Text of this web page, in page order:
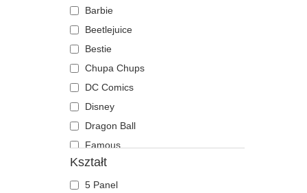
Labrador retriever
Langusta
Lew
Lis
Lwica
Mewa
Motyl
Mrówka
Mysz
Niedźwiedź
9TWENTY
A Frame
Casual Classic
E Frame
Open Back
Runner
The 90s
The Ball
The Retro
The Snap
Barbie
Beetlejuice
Bestie
Chupa Chups
DC Comics
Disney
Dragon Ball
Famous
Gra o Tron
Gru, Dru i Minionki
Kształt
5 Panel